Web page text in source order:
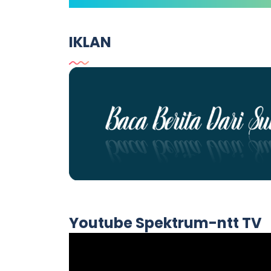
IKLAN
Youtube Spektrum-ntt TV